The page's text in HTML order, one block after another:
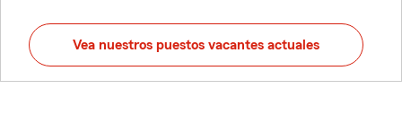
Vea nuestros puestos vacantes actuales